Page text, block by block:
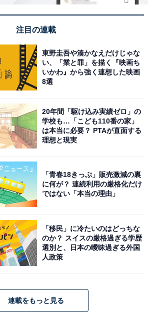
ライター歴は6年。
百選で行ってみたい「中国地方の温泉」ラ
注目の連載
東野圭吾や湊かなえだけじゃな
い、「業と罪」を描く『映画ち
いかわ』から強く連想した映画
8選
20年間「駆け込み実績ゼロ」の
学校も…「こども110番の家」
は本当に必要？ PTAが直面する
理想と現実
「青春18きっぷ」販売激減の裏
に何が？ 連続利用の厳格化だけ
ではない「本当の理由」
「移民」に冷たいのはどっちな
のか？ スイスの厳格過ぎる学歴
選別と、日本の曖昧過ぎる外国
人政策
連載をもっと見る